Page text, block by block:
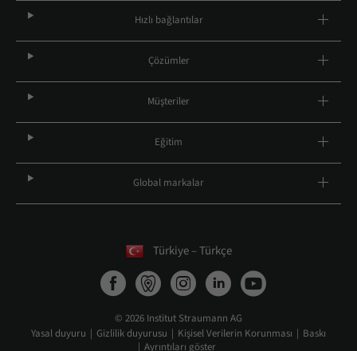
Hızlı bağlantılar
Çözümler
Müşteriler
Eğitim
Global markalar
Türkiye – Türkçe
© 2026 Institut Straumann AG
Yasal duyuru
Gizlilik duyurusu Kişisel Verilerin Korunması
Baskı
Ayrıntıları göster